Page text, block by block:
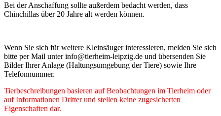
Bei der Anschaffung sollte außerdem bedacht werden, dass
Chinchillas über 20 Jahre alt werden können.
Wenn Sie sich für weitere Kleinsäuger interessieren, melden Sie sich
bitte per Mail unter info@tierheim-leipzig.de und übersenden Sie
Bilder Ihrer Anlage (Haltungsumgebung der Tiere) sowie Ihre
Telefonnummer.
Tierbeschreibungen basieren auf Beobachtungen im Tierheim oder
auf Informationen Dritter und stellen keine zugesicherten
Eigenschaften dar.